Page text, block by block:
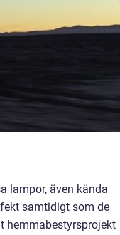
lampor, även kända
samtidigt som de
hemmabestyrsprojekt